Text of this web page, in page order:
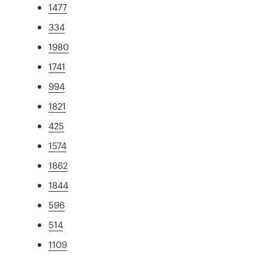
1477
334
1980
1741
994
1821
425
1574
1862
1844
596
514
1109